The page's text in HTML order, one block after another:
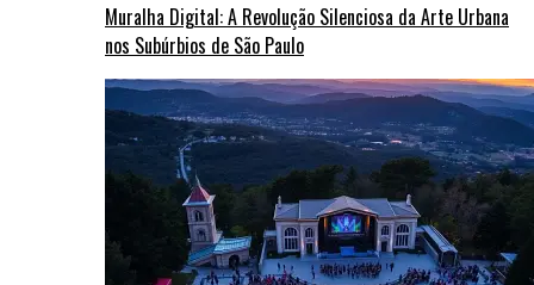
Muralha Digital: A Revolução Silenciosa da Arte Urbana
nos Subúrbios de São Paulo